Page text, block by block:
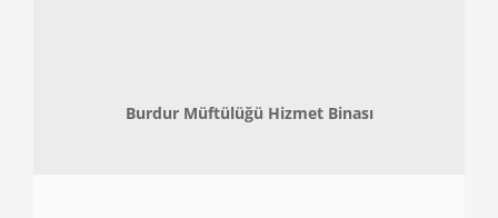
Burdur Müftülüğü Hizmet Binası